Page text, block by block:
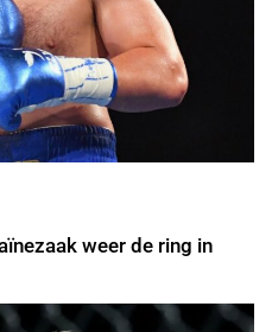
weer de ring in